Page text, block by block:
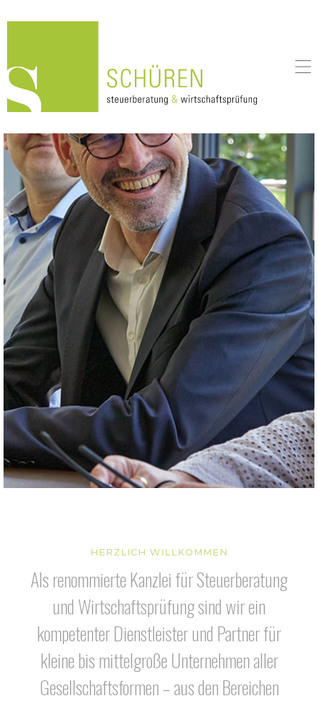
HERZLICH WILLKOMMEN
Als renommierte Kanzlei für Steuerberatung
und Wirtschaftsprüfung sind wir ein
kompetenter Dienstleister und Partner für
kleine bis mittelgroße Unternehmen aller
Gesellschaftsformen – aus den Bereichen